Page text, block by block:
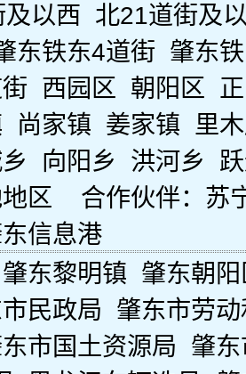
以西 北21道街及
东铁东4道街 肇东
西园区 朝阳区
尚家镇 姜家镇
里
向阳乡 洪河乡
区 合作伙伴： 苏
信息港
肇东黎明镇 肇东朝
民政局 肇东市劳
市国土资源局 肇